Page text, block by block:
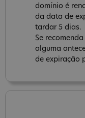
domínio é
da data de
tardar 5 dias.
Se
alguma
de expiração